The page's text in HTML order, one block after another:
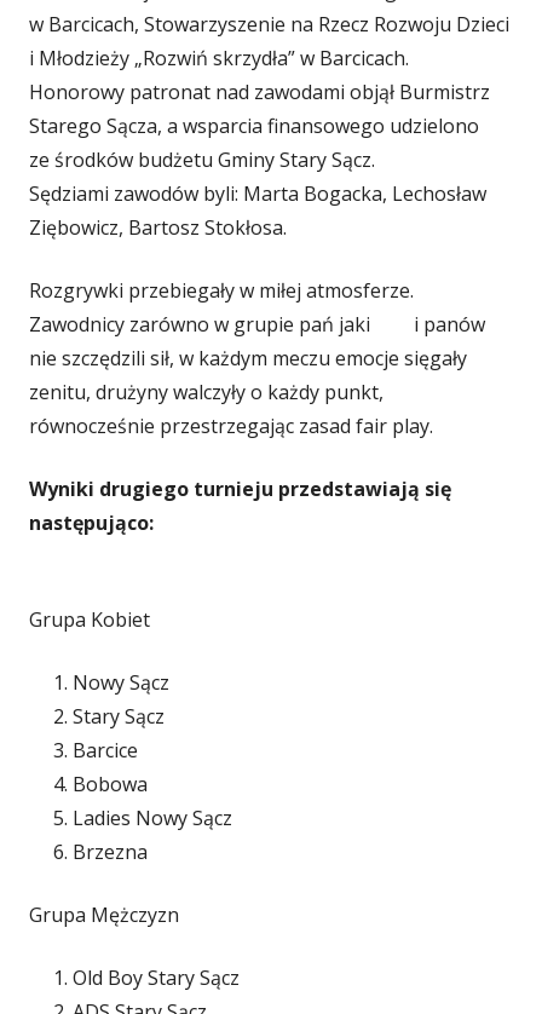
w Barcicach, Stowarzyszenie na Rzecz Rozwoju Dzieci
i Młodzieży „Rozwiń skrzydła” w Barcicach.
Honorowy patronat nad zawodami objął Burmistrz
Starego Sącza, a wsparcia finansowego udzielono
ze środków budżetu Gminy Stary Sącz.
Sędziami zawodów byli: Marta Bogacka, Lechosław
Ziębowicz, Bartosz Stokłosa.
Rozgrywki przebiegały w miłej atmosferze.
Zawodnicy zarówno w grupie pań jaki i panów
nie szczędzili sił, w każdym meczu emocje sięgały
zenitu, drużyny walczyły o każdy punkt,
równocześnie przestrzegając zasad fair play.
Wyniki drugiego turnieju przedstawiają się
następująco:
Grupa Kobiet
Nowy Sącz
Stary Sącz
Barcice
Bobowa
Ladies Nowy Sącz
Brzezna
Grupa Mężczyzn
Old Boy Stary Sącz